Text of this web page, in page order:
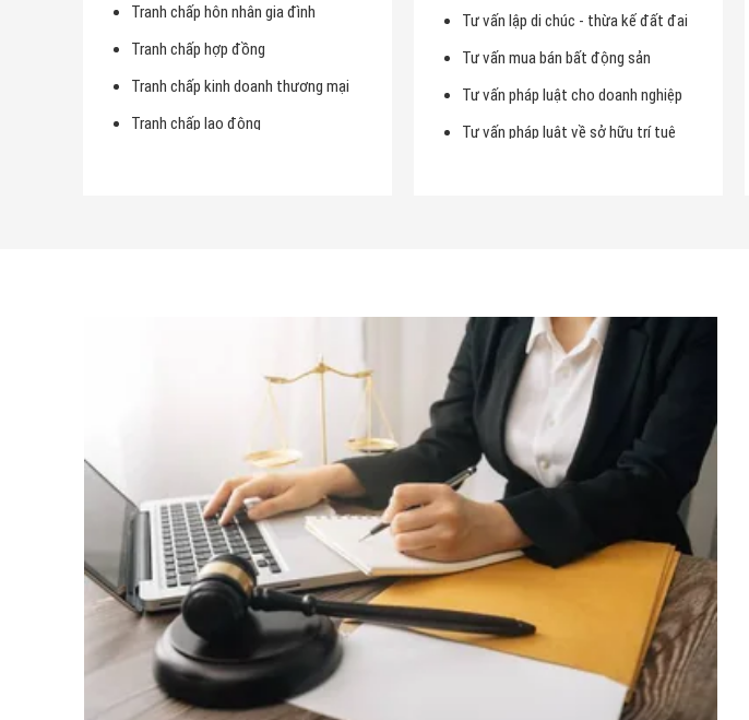
Tranh chấp hôn nhân gia đình
Tranh chấp hợp đồng
Tranh chấp kinh doanh thương mại
Tranh chấp lao động
Tư vấn lập di chúc - thừa kế đất đai
Tư vấn mua bán bất động sản
Tư vấn pháp luật cho doanh nghiệp
Tư vấn pháp luật về sở hữu trí tuệ